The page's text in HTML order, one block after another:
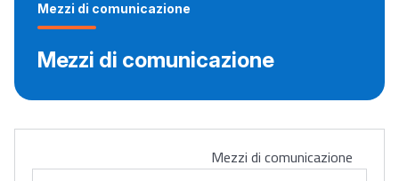
Mezzi di comunicazione
Mezzi di comunicazione
Mezzi di comunicazione